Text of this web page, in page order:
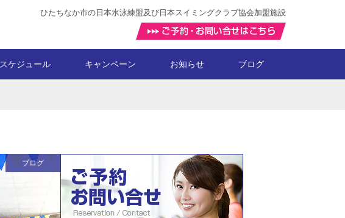
ひたちなか市の日本水泳練盟及び日本スイミングクラブ協会加盟施設
スケジュール キャンペーン お知らせ ブログ
ブログ